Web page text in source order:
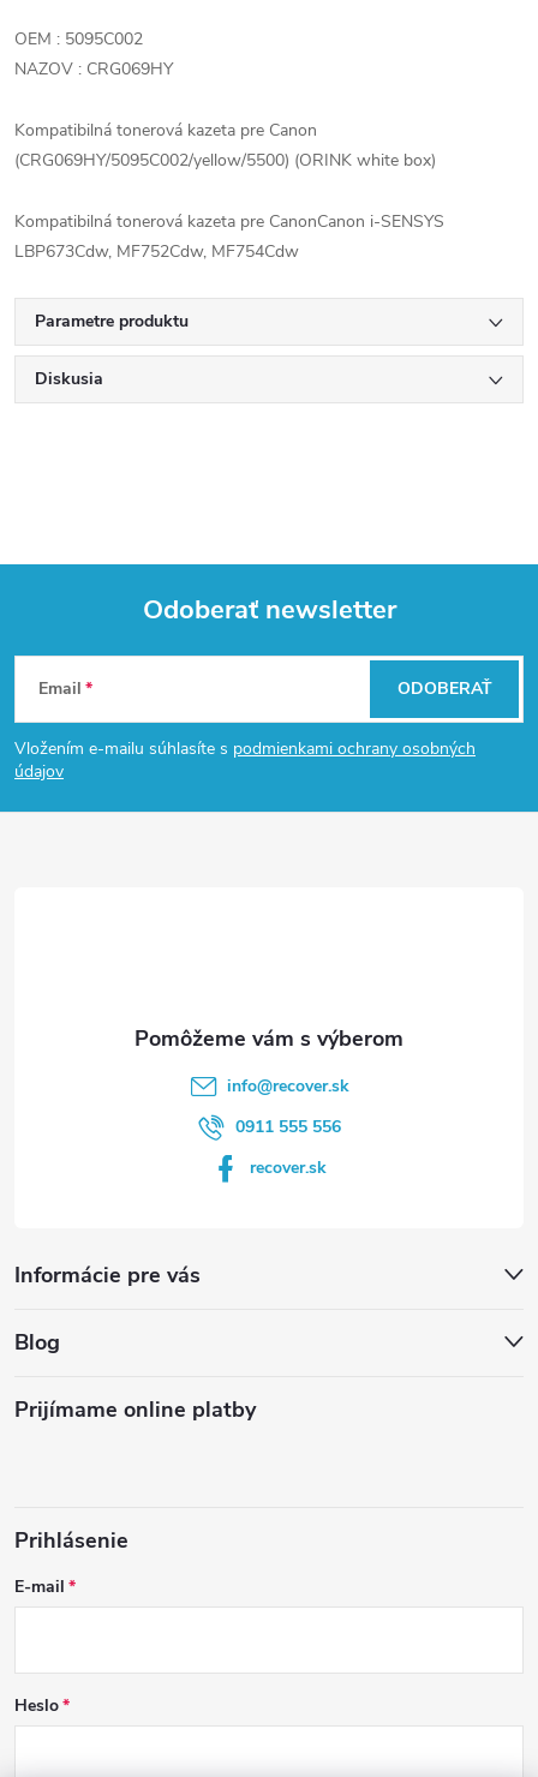
OEM : 5095C002
NAZOV : CRG069HY
Kompatibilná tonerová kazeta pre Canon
(CRG069HY/5095C002/yellow/5500) (ORINK white box)
Kompatibilná tonerová kazeta pre CanonCanon i-SENSYS
LBP673Cdw, MF752Cdw, MF754Cdw
Parametre produktu
Diskusia
Z
á
p
Odoberať newsletter
Email
Vložením e-mailu súhlasíte s podmienkami ochrany osobných
údajov
ODOBERAŤ
info@recover.sk
0911 555 556
recover.sk
Informácie pre vás
Blog
Prijímame online platby
Prihlásenie
E-mail
Heslo